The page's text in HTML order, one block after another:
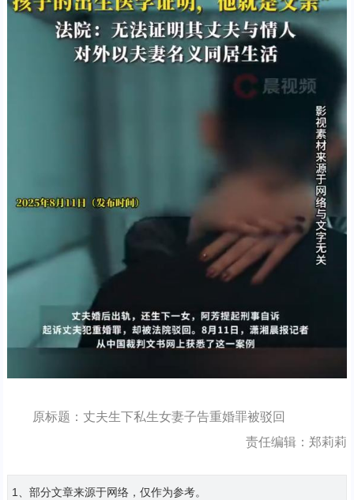
原标题：丈夫生下私生女妻子告重婚罪被驳回
责任编辑：郑莉莉
1、部分文章来源于网络，仅作为参考。